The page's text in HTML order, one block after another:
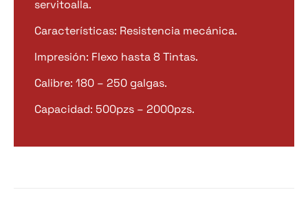
servitoalla.
Características: Resistencia mecánica.
Impresión: Flexo hasta 8 Tintas.
Calibre: 180 – 250 galgas.
Capacidad: 500pzs – 2000pzs.